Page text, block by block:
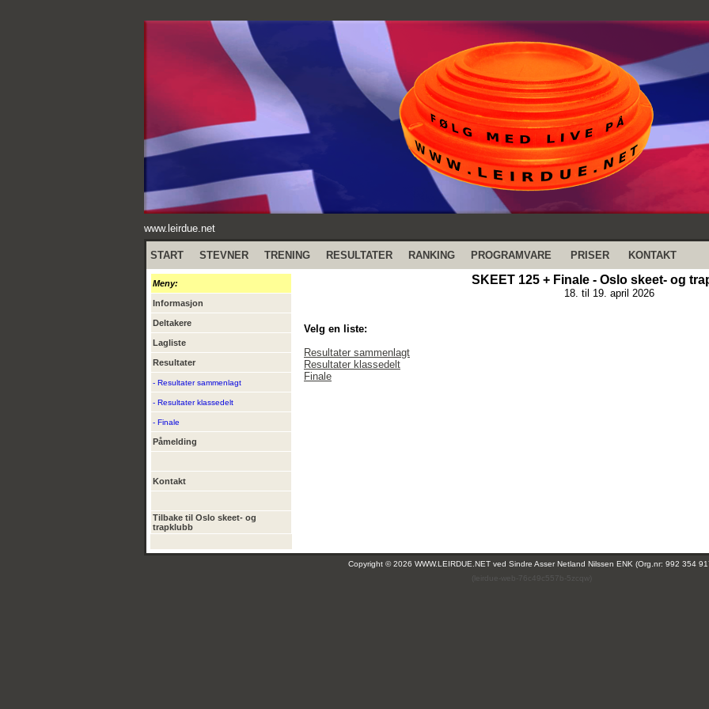
www.leirdue.net
START STEVNER TRENING RESULTATER RANKING PROGRAMVARE PRISER KONTAKT
Meny:
Informasjon
Deltakere
Lagliste
Resultater
- Resultater sammenlagt
- Resultater klassedelt
- Finale
Påmelding
Kontakt
Tilbake til Oslo skeet- og
trapklubb
SKEET 125 + Finale - Oslo skeet- og
18. til 19. april 2026
Velg en liste:
Resultater sammenlagt
Resultater klassedelt
Finale
Copyright © 2026 WWW.LEIRDUE.NET ved Sindre Asser Netland Nilssen ENK (Org.nr: 992 354
(leirdue-web-76c49c557b-5zcqw)